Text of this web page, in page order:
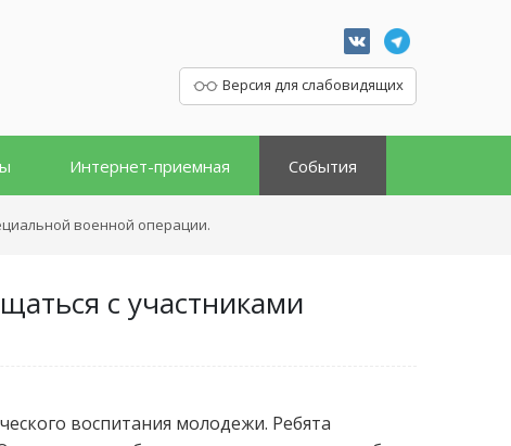
Версия для слабовидящих
Интернет-приемная События
военной операции.
с участниками
воспитания молодежи. Ребята